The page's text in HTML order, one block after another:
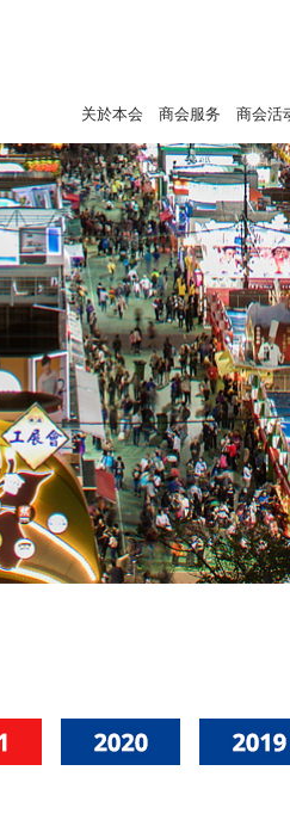
关於本会 商会服务 商会活